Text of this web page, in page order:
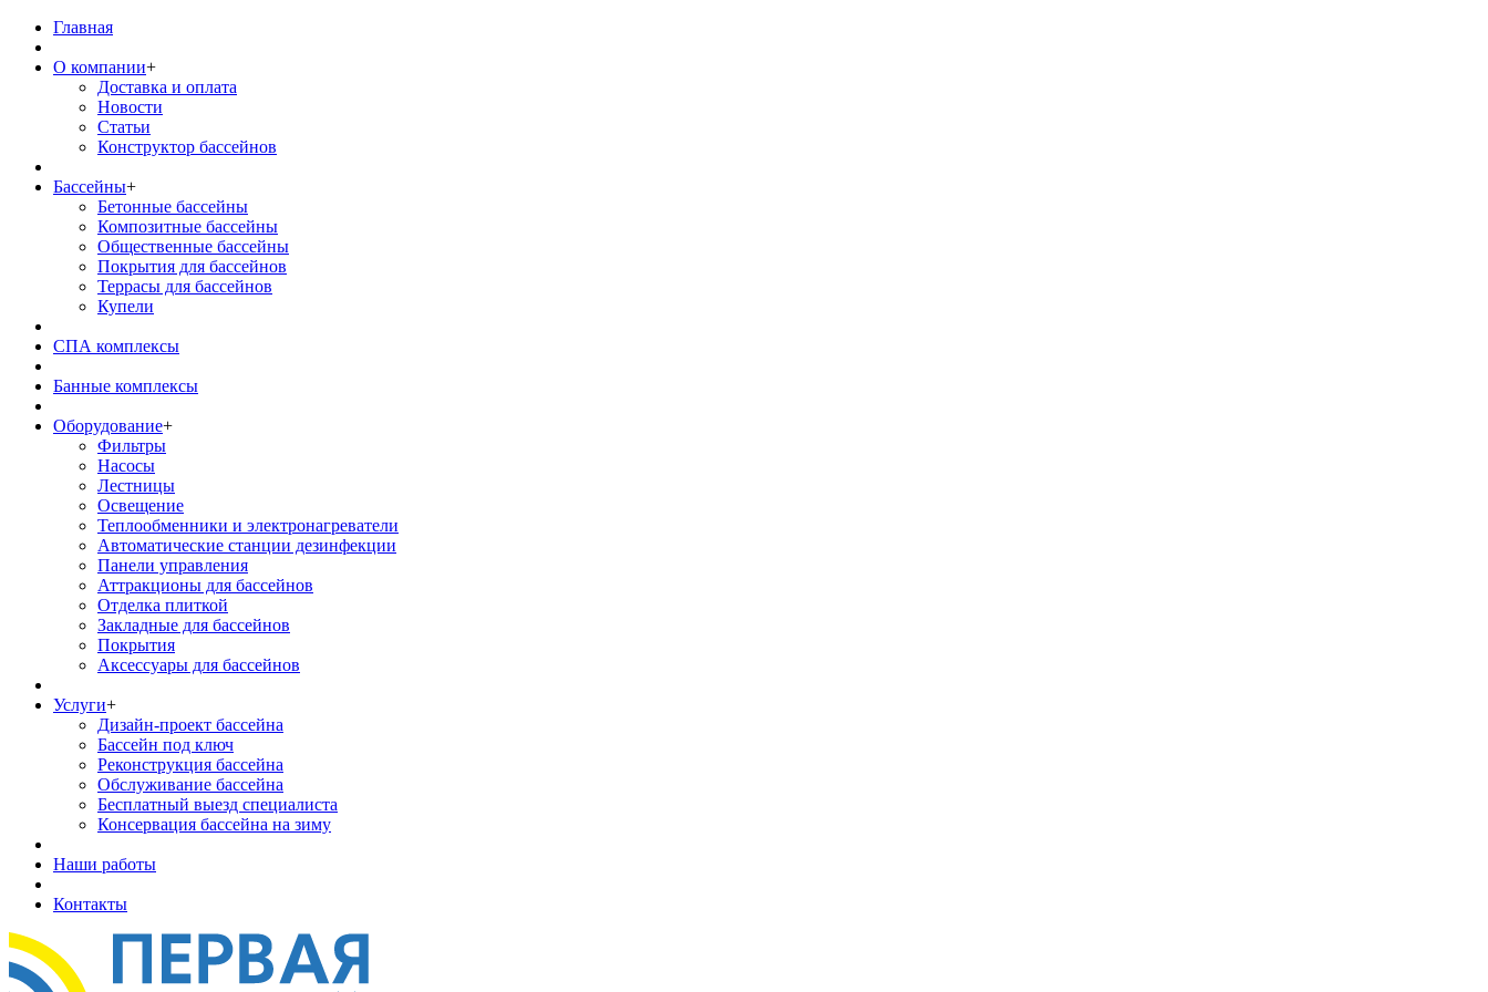
Главная
О компании+
Доставка и оплата
Новости
Статьи
Конструктор бассейнов
Бассейны+
Бетонные бассейны
Композитные бассейны
Общественные бассейны
Покрытия для бассейнов
Террасы для бассейнов
Купели
СПА комплексы
Банные комплексы
Оборудование+
Фильтры
Насосы
Лестницы
Освещение
Теплообменники и электронагреватели
Автоматические станции дезинфекции
Панели управления
Аттракционы для бассейнов
Отделка плиткой
Закладные для бассейнов
Покрытия
Аксессуары для бассейнов
Услуги+
Дизайн-проект бассейна
Бассейн под ключ
Реконструкция бассейна
Обслуживание бассейна
Бесплатный выезд специалиста
Консервация бассейна на зиму
Наши работы
Контакты